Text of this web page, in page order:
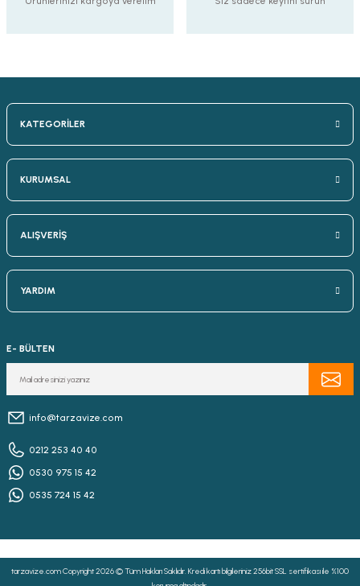
KATEGORİLER
KURUMSAL
ALIŞVERİŞ
YARDIM
E- BÜLTEN
info@tarzavize.com
0212 253 40 40
0530 975 15 42
0535 724 15 42
tarzavize.com Copyright 2026 © Tüm Hakları Saklıdır. Kredi kartı bilgileriniz 256bit SSL sertifikası ile %100